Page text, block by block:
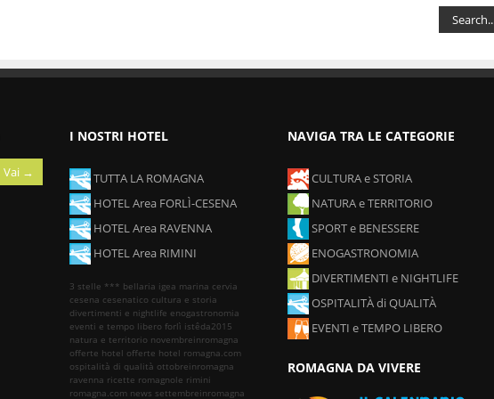
I NOSTRI HOTEL
TUTTA LA ROMAGNA
HOTEL Area FORLÌ-CESENA
HOTEL Area RAVENNA
HOTEL Area RIMINI
3 stelle *** bellaria igea marina cervia
cesena cesenatico cultura e storia
divertimenti e nightlife enogastronomia
eventi e tempo libero forlì istêda2015
natura e territorio novembreinromagna
offerte hotel offerte hotel romagna.com
ospitalità di qualità ottobreinromagna
ravenna ricette romagnole rimini
romagna.com news settembreinromagna
NAVIGA TRA LE CATEGORIE
CULTURA e STORIA
NATURA e TERRITORIO
SPORT e BENESSERE
ENOGASTRONOMIA
DIVERTIMENTI e NIGHTLIFE
OSPITALITÀ di QUALITÀ
EVENTI e TEMPO LIBERO
ROMAGNA DA VIVERE